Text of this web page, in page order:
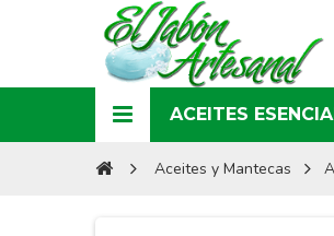
ACEITES
Aceites y Mantecas